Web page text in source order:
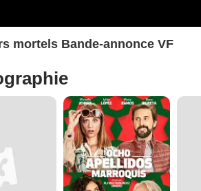
mortels Bande-annonce VF